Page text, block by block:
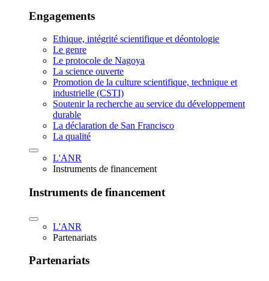
Engagements
Ethique, intégrité scientifique et déontologie
Le genre
Le protocole de Nagoya
La science ouverte
Promotion de la culture scientifique, technique et
industrielle (CSTI)
Soutenir la recherche au service du développement
durable
La déclaration de San Francisco
La qualité
L'ANR
Instruments de financement
Instruments de financement
L'ANR
Partenariats
Partenariats